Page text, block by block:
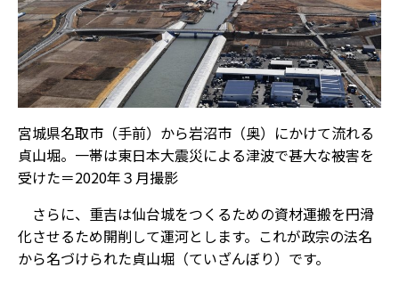
宮城県名取市（手前）から岩沼市（奥）にかけて流れる
貞山堀。一帯は東日本大震災による津波で甚大な被害を
受けた＝2020年３月撮影
さらに、重吉は仙台城をつくるための資材運搬を円滑
化させるため開削して運河とします。これが政宗の法名
から名づけられた貞山堀（ていざんぼり）です。